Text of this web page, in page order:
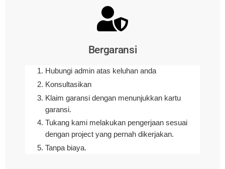
Bergaransi
Hubungi admin atas keluhan anda
Konsultasikan
Klaim garansi dengan menunjukkan kartu
garansi.
Tukang kami melakukan pengerjaan sesuai
dengan project yang pernah dikerjakan.
Tanpa biaya.